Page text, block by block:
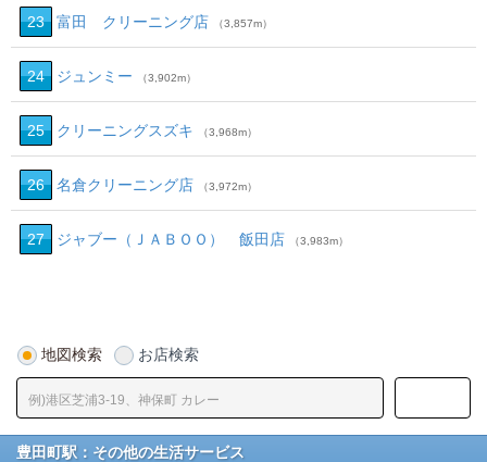
23 富田 クリーニング店 （3,857m）
24 ジュンミー （3,902m）
25 クリーニングスズキ （3,968m）
26 名倉クリーニング店 （3,972m）
27 ジャブー（ＪＡＢＯＯ） 飯田店 （3,983m）
地図検索 お店検索
豊田町駅：その他の生活サービス